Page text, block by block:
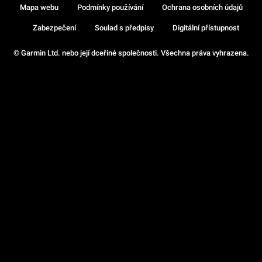
© Garmin Ltd. nebo její dceřiné společnosti. Všechna práva vyhrazena.
Mapa webu Podmínky používání Ochrana osobních údajů
Zabezpečení Soulad s předpisy Digitální přístupnost